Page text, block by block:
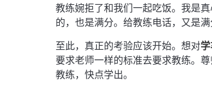
教练婉拒了和我们一起吃饭。我是
的，也是满分。给教练电话，又是
至此，真正的考验应该开始。想对
要求老师一样的标准去要求教练。
教练，快点学出。